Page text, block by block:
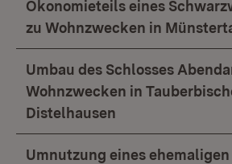
Ökonomieteils eines
zu Wohnzwecken in
Umbau des Schlosses
Wohnzwecken in
Distelhausen
Umnutzung eines ehemaligen